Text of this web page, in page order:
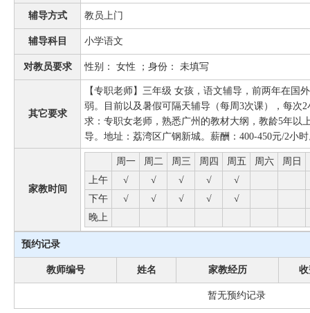
辅导方式 教员上门
辅导科目 小学语文
对教员要求 性别： 女性 ；身份： 未填写
其它要求
【专职老师】三年级 女孩，语文辅导，前两年在国
弱。目前以及暑假可隔天辅导（每周3次课），每次
求：专职女老师，熟悉广州的教材大纲，教龄5年以
导。地址：荔湾区广钢新城。薪酬：400-450元/2小
家教时间
周一 周二 周三 周四 周五 周六 周日
上午
√ √ √ √ √
下午
√ √ √ √ √
晚上
预约记录
教师编号 姓名 家教经历
暂无预约记录